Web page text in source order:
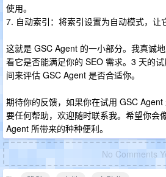
使用。
7. 自动索引：将索引设置为自动模式，让
这就是 GSC Agent 的一小部分。我真诚
看它是否能满足你的 SEO 需求。3 天的
间来评估 GSC Agent 是否合适你。
期待你的反馈，如果你在试用 GSC
要任何帮助，欢迎随时联系我。希望你会
Agent 所带来的种种便利。
No Comments